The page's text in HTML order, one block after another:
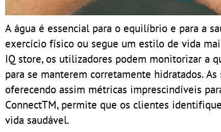
A água é essencial para o equilíbrio e para a
exercício físico ou segue um estilo de vida
IQ store, os utilizadores podem monitorizar a
para se manterem corretamente hidratados.
oferecendo assim métricas imprescindíveis
ConnectTM, permite que os clientes
vida saudável.